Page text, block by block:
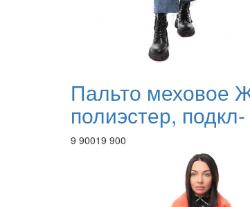
Пальто меховое
полиэстер,
9 90019 900